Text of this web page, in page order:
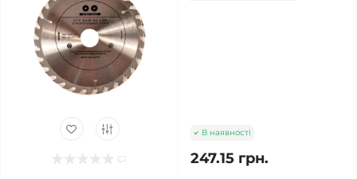
В наявності
247.15 грн.